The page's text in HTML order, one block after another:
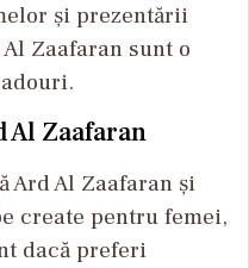
și prezentării
Zaafaran sunt o
Al Zaafaran
Ard Al Zaafaran și
create pentru femei,
dacă preferi